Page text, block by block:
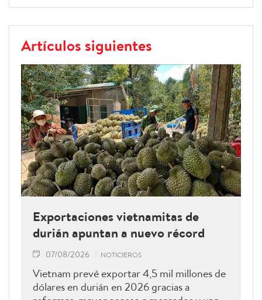
Artículos siguientes
Exportaciones vietnamitas de
durián apuntan a nuevo récord
07/08/2026 NOTICIEROS
Vietnam prevé exportar 4,5 mil millones de
dólares en durián en 2026 gracias a